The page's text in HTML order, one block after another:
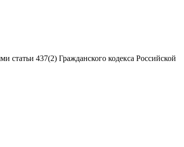
статьи 437(2) Гражданского кодекса Российской